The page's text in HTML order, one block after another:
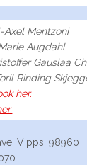
Axel Mentzoni
Augdahl
Gauslaa
Rinding
her.
Vipps: 98960